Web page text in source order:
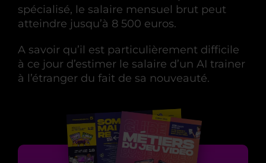
spécialisé, le salaire mensuel brut peut
atteindre jusqu’à 8 500 euros.
A savoir qu’il est particulièrement difficile
à ce jour d’estimer le salaire d’un AI trainer
à l’étranger du fait de sa nouveauté.